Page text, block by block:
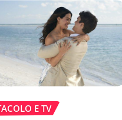
E TV